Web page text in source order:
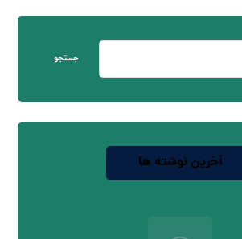
جستجو
آخرین نوشته ها